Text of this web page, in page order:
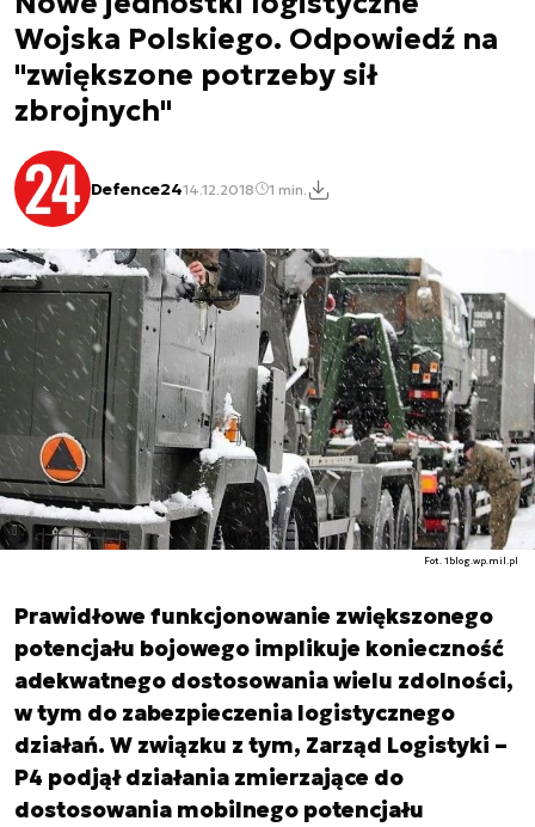
Wojska Polskiego. Odpowiedź na
"zwiększone potrzeby sił
zbrojnych"
Defence2414.12.2018 1 min.
Fot. 1blog.wp.mil.pl
Prawidłowe funkcjonowanie zwiększonego
potencjału bojowego implikuje konieczność
adekwatnego dostosowania wielu zdolności,
w tym do zabezpieczenia logistycznego
działań. W związku z tym, Zarząd Logistyki –
P4 podjął działania zmierzające do
dostosowania mobilnego potencjału